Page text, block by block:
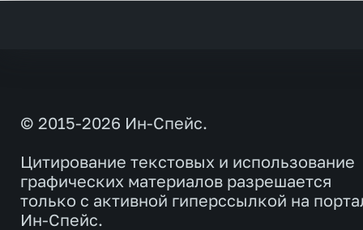
© 2015-2026 Ин-Спейс.
Цитирование текстовых и использование
графических материалов разрешается
только с активной гиперссылкой на
Ин-Спейс.